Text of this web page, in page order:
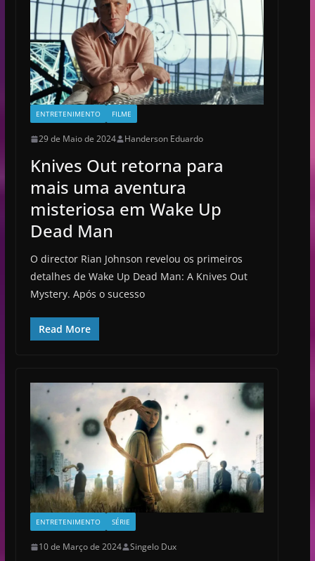
ENTRETENIMENTO FILME
29 de Maio de 2024 Handerson Eduardo
Knives Out retorna para
mais uma aventura
misteriosa em Wake Up
Dead Man
O director Rian Johnson revelou os primeiros
detalhes de Wake Up Dead Man: A Knives Out
Mystery. Após o sucesso
Read More
ENTRETENIMENTO SÉRIE
10 de Março de 2024 Singelo Dux